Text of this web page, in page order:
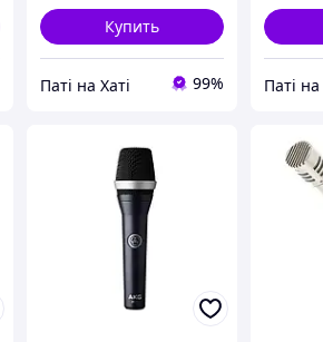
Купить
Паті на Хаті 99% Паті на